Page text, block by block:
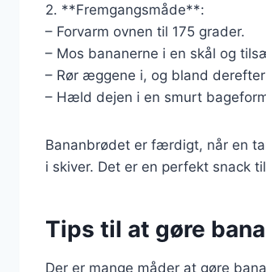
2. **Fremgangsmåde**:
– Forvarm ovnen til 175 grader.
– Mos bananerne i en skål og
– Rør æggene i, og bland
– Hæld dejen i en smurt
Bananbrødet er færdigt, når en
i skiver. Det er en perfekt snack
Tips til at gøre
Der er mange måder at gøre